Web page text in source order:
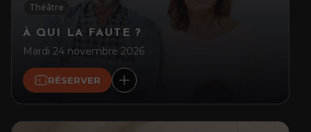
Théâtre
À QUI LA FAUTE ?
Mardi 24 novembre 2026
RÉSERVER